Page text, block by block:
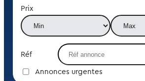
Prix
Réf
Annonces urgentes